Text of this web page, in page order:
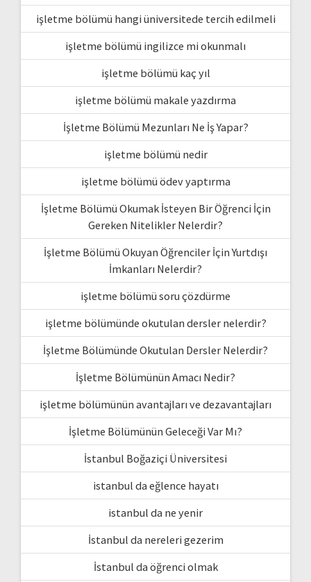
işletme bölümü hangi üniversitede tercih edilmeli
işletme bölümü ingilizce mi okunmalı
işletme bölümü kaç yıl
işletme bölümü makale yazdırma
İşletme Bölümü Mezunları Ne İş Yapar?
işletme bölümü nedir
işletme bölümü ödev yaptırma
İşletme Bölümü Okumak İsteyen Bir Öğrenci İçin
Gereken Nitelikler Nelerdir?
İşletme Bölümü Okuyan Öğrenciler İçin Yurtdışı
İmkanları Nelerdir?
işletme bölümü soru çözdürme
işletme bölümünde okutulan dersler nelerdir?
İşletme Bölümünde Okutulan Dersler Nelerdir?
İşletme Bölümünün Amacı Nedir?
işletme bölümünün avantajları ve dezavantajları
İşletme Bölümünün Geleceği Var Mı?
İstanbul Boğaziçi Üniversitesi
istanbul da eğlence hayatı
istanbul da ne yenir
İstanbul da nereleri gezerim
İstanbul da öğrenci olmak